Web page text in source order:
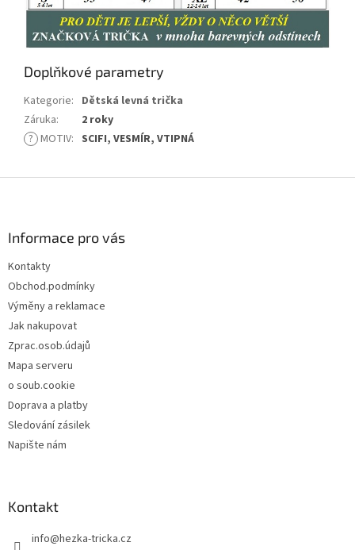
Doplňkové parametry
Kategorie: Dětská levná trička
Záruka:
2 roky
? MOTIV: SCIFI, VESMÍR, VTIPNÁ
Informace pro vás
Kontakty
Obchod.podmínky
Výměny a reklamace
Jak nakupovat
Zprac.osob.údajů
Mapa serveru
o soub.cookie
Doprava a platby
Sledování zásilek
Napište nám
Kontakt
info@hezka-tricka.cz